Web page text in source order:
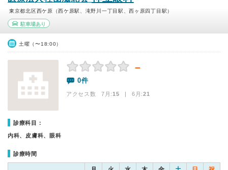
東京都北区西ケ原（西ケ原駅、滝野川一丁目駅、西ヶ原四丁目駅）
駐車場あり
土曜（〜18:00）
－
0件
アクセス数 7月:15 | 6月:21
診療科目：
内科、皮膚科、眼科
診療時間